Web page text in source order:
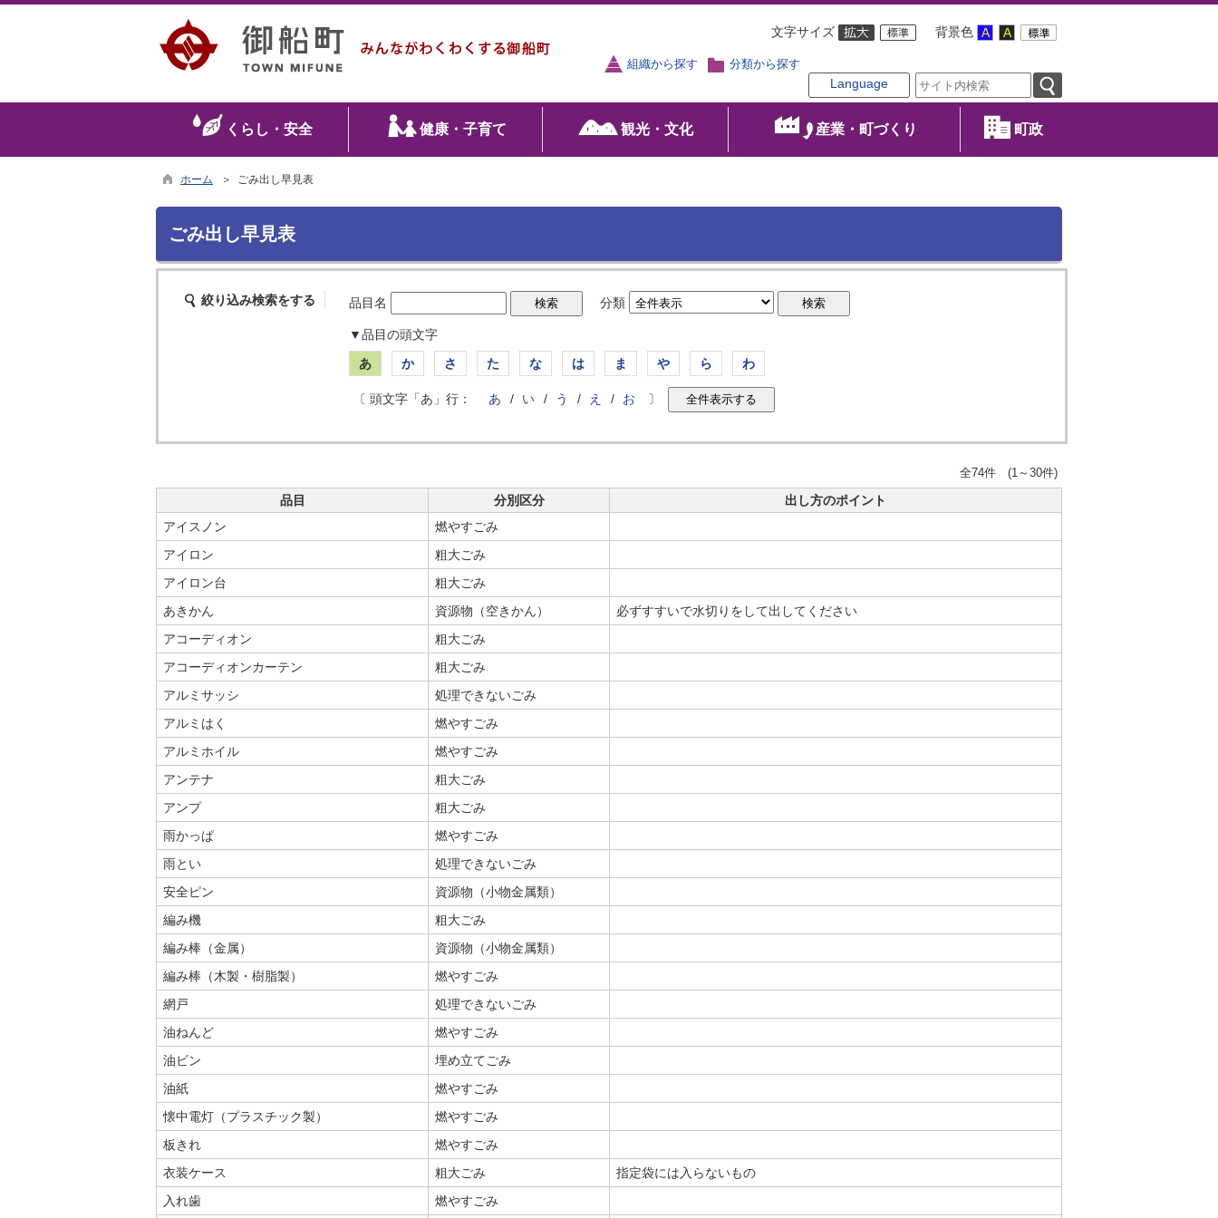
文字サイズ 背景色
組織から探す 分類から探す
Language
くらし・安全 健康・子育て 観光・文化 産業・町づくり 町政
ホーム ＞ ごみ出し早見表
ごみ出し早見表
絞り込み検索をする 品目名 分類
▼品目の頭文字
あ
か さ た な は ま や ら わ
〔 頭文字「あ」行： あ / い / う / え / お 〕
全74件 (1～30件)
品目 分別区分
出し方のポイント
アイスノン
燃やすごみ
アイロン
粗大ごみ
アイロン台
粗大ごみ
あきかん
資源物（空きかん）
必ずすすいで水切りをして出してください
アコーディオン
粗大ごみ
アコーディオンカーテン
粗大ごみ
アルミサッシ
処理できないごみ
アルミはく
燃やすごみ
アルミホイル
燃やすごみ
アンテナ
粗大ごみ
アンプ
粗大ごみ
雨かっぱ
燃やすごみ
雨とい
処理できないごみ
安全ピン
資源物（小物金属類）
編み機
粗大ごみ
編み棒（金属）
資源物（小物金属類）
編み棒（木製・樹脂製）
燃やすごみ
網戸
処理できないごみ
油ねんど
燃やすごみ
油ビン
埋め立てごみ
油紙
燃やすごみ
懐中電灯（プラスチック製）
燃やすごみ
板きれ
燃やすごみ
衣装ケース
粗大ごみ
指定袋には入らないもの
入れ歯
燃やすごみ